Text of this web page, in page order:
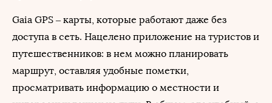
Gaia GPS – карты, которые работают даже без
доступа в сеть. Нацелено приложение на туристов и
путешественников: в нем можно планировать
маршрут, оставляя удобные пометки,
просматривать информацию о местности и